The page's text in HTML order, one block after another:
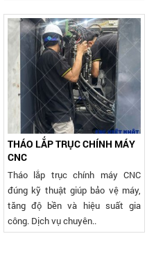
THÁO LẮP TRỤC CHÍNH MÁY
CNC
Tháo lắp trục chính máy CNC
đúng kỹ thuật giúp bảo vệ máy,
tăng độ bền và hiệu suất gia
công. Dịch vụ chuyên..